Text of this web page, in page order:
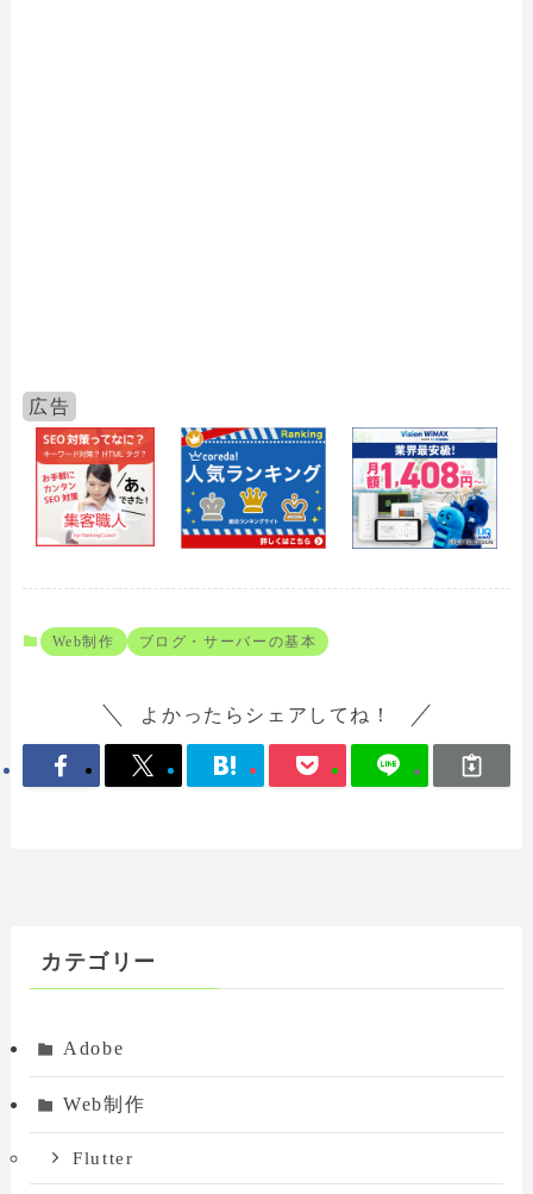
Web制作 ブログ・サーバーの基本
よかったらシェアしてね！
カテゴリー
Adobe
Web制作
Flutter